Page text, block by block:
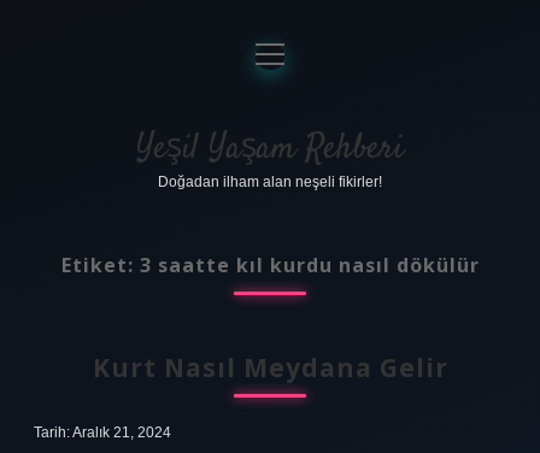
Anasayfa
Gizlilik Politikası
Yasal Uyarı
menüyü
aç
Yeşil Yaşam Rehberi
Doğadan ilham alan neşeli fikirler!
Etiket: 3 saatte kıl kurdu nasıl dökülür
Kurt Nasıl Meydana Gelir
Tarih: Aralık 21, 2024